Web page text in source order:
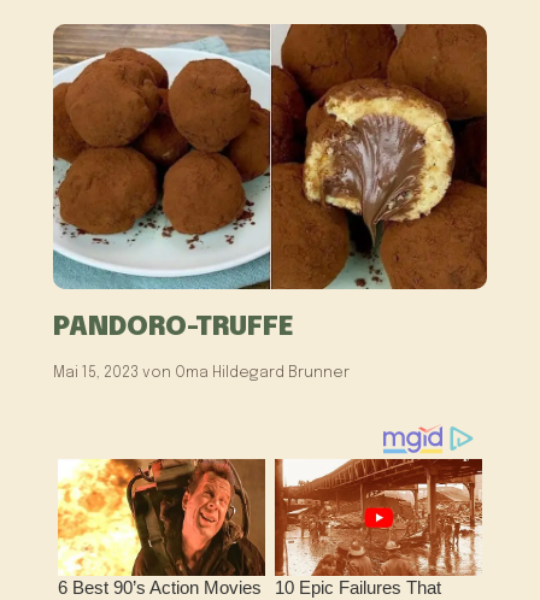
PANDORO-TRUFFE
Mai 15, 2023 von Oma Hildegard Brunner